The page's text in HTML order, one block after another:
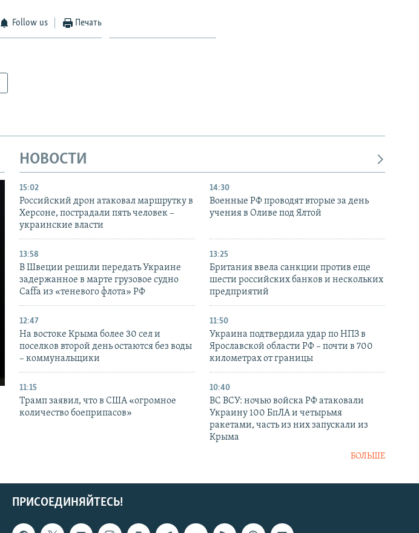
Follow us Печать
НОВОСТИ
15:02
Российский дрон атаковал маршрутку в
Херсоне, пострадали пять человек –
украинские власти
14:30
Военные РФ проводят вторые за день
учения в Оливе под Ялтой
13:58
В Швеции решили передать Украине
задержанное в марте грузовое судно
Caffa из «теневого флота» РФ
13:25
Британия ввела санкции против еще
шести российских банков и нескольких
предприятий
12:47
На востоке Крыма более 30 сел и
поселков второй день остаются без воды
– коммунальщики
11:50
Украина подтвердила удар по НПЗ в
Ярославской области РФ – почти в 700
километрах от границы
11:15
Трамп заявил, что в США «огромное
количество боеприпасов»
10:40
ВС ВСУ: ночью войска РФ атаковали
Украину 100 БпЛА и четырьмя
ракетами, часть из них запускали из
Крыма
БОЛЬШЕ
ПРИСОЕДИНЯЙТЕСЬ!